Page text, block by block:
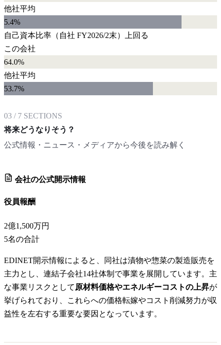
他社平均
5.4%
自己資本比率 （自社 FY2026/2末）
上回る
この会社
64.0%
他社平均
53.7%
03 / 7 SECTIONS
将来どうなりそう？
公式情報・ニュース・メディアから今後を読み解く
会社の公式開示情報
役員報酬
2億1,500万円
5名の合計
EDINET開示情報によると、同社は漬物や惣菜の製造販売を
主力とし、連結子会社14社体制で事業を展開しています。主
な事業リスクとして 原材料価格やエネルギーコストの上昇が
挙げられており、これらへの価格転嫁やコスト削減努力が収
益性を左右する重要な要因となっています。